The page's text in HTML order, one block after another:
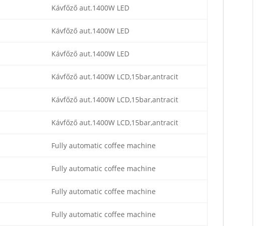
Kávfőző aut.1400W LED
Kávfőző aut.1400W LED
Kávfőző aut.1400W LED
Kávfőző aut.1400W LCD,15bar,antracit
Kávfőző aut.1400W LCD,15bar,antracit
Kávfőző aut.1400W LCD,15bar,antracit
Fully automatic coffee machine
Fully automatic coffee machine
Fully automatic coffee machine
Fully automatic coffee machine